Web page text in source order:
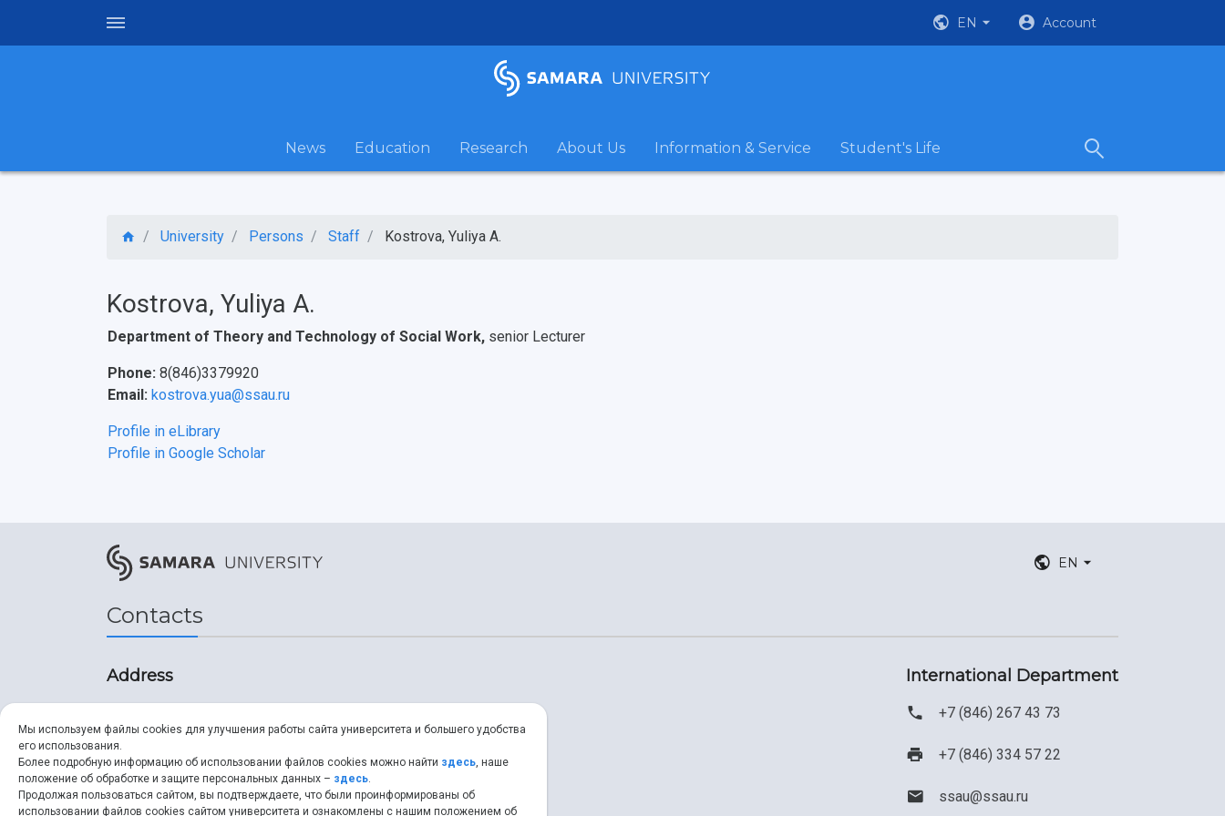
EN Account
News Education Research About Us Information & Service Student's Life
University Persons Staff Kostrova, Yuliya A.
Kostrova, Yuliya A.
Department of Theory and Technology of Social Work, senior Lecturer
Phone: 8(846)3379920
Email: kostrova.yua@ssau.ru
Profile in eLibrary
Profile in Google Scholar
EN
Contacts
Address
Samara, 443086, Russia
ssau.ru
International Department
+7 (846) 267 43 73
+7 (846) 334 57 22
ssau@ssau.ru
Мы используем файлы cookies для улучшения работы сайта университета и большего удобства
его использования.
Более подробную информацию об использовании файлов cookies можно найти здесь, наше
положение об обработке и защите персональных данных – здесь.
Продолжая пользоваться сайтом, вы подтверждаете, что были проинформированы об
использовании файлов cookies сайтом университета и ознакомлены с нашим положением об